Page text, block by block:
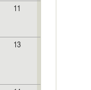
11
13